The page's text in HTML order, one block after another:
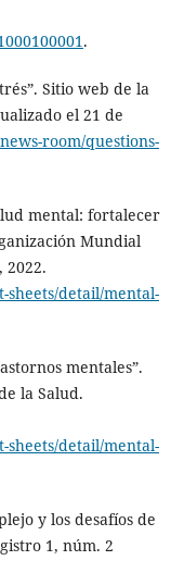
.
Sitio web de la
el 21 de
room/questions-
mental: fortalecer
Mundial
2022.
sheets/detail/mental-
mentales”.
la Salud.
sheets/detail/mental-
y los desafíos de
1, núm. 2